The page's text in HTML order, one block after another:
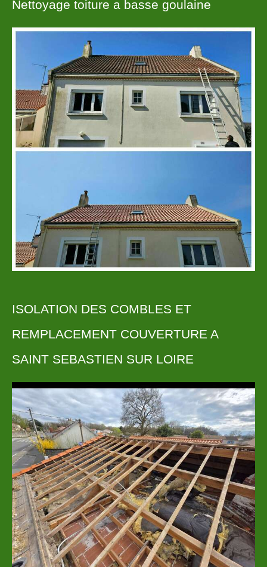
Nettoyage toiture a basse goulaine
ISOLATION DES COMBLES ET
REMPLACEMENT COUVERTURE A
SAINT SEBASTIEN SUR LOIRE